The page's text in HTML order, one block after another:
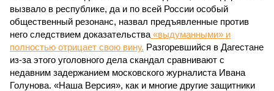
вызвало в республике, да и по всей России особый
общественный резонанс, назвал предъявленные против
него следствием доказательства «выдуманными» и
полностью отрицает свою вину. Разгоревшийся в Дагестане
из-за этого уголовного дела скандал сравнивают с
недавним задержанием московского журналиста Ивана
Голунова. «Наша Версия», как и многие другие защитники